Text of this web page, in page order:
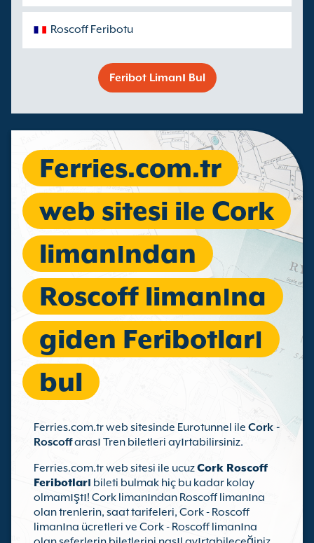
Roscoff Feribotu
Feribot Limanı Bul
Ferries.com.tr
web sitesi ile Cork
limanından
Roscoff limanına
giden Feribotları
bul
Ferries.com.tr web sitesinde Eurotunnel ile Cork -
Roscoffarası Tren biletleri ayırtabilirsiniz.
Ferries.com.tr web sitesi ile ucuzCork Roscoff
Feribotları bileti bulmak hiç bu kadar kolay
olmamıştı! Cork limanından Roscoff limanına
olan trenlerin, saat tarifeleri, Cork - Roscoff
limanına ücretleri ve Cork - Roscoff limanına